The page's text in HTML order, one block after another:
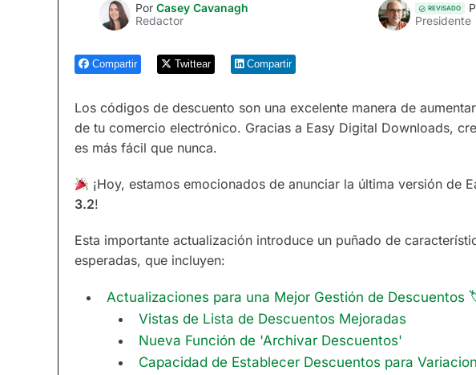
Por Casey Cavanagh
Redactor
REVISADO
Presidente
Compartir Twittear Compartir
Los códigos de descuento son una excelente manera de
de tu comercio electrónico. Gracias a Easy Digital Downloads,
es más fácil que nunca.
¡Hoy, estamos emocionados de anunciar la última versión de
3.2!
Esta importante actualización introduce un puñado de
esperadas, que incluyen:
Actualizaciones para una Mejor Gestión de Descuentos
Vistas de Lista de Descuentos Mejoradas
Nueva Función de 'Archivar Descuentos'
Capacidad de Establecer Descuentos para